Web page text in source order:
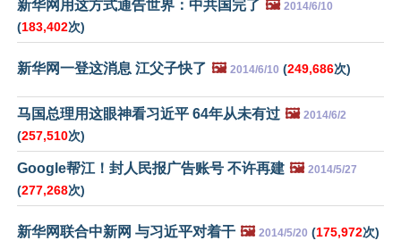
新华网用这方式通告世界：中共国完了 🖼️ 2014/6/10
(183,402次)
新华网一登这消息 江父子快了 🖼️ 2014/6/10 (249,686次)
马国总理用这眼神看习近平 64年从未有过 🖼️ 2014/6/2
(257,510次)
Google帮江！封人民报广告账号 不许再建 🖼️ 2014/5/27
(277,268次)
新华网联合中新网 与习近平对着干 🖼️ 2014/5/20 (175,972次)